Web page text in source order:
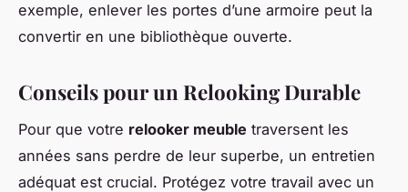
exemple, enlever les portes d’une armoire peut la
convertir en une bibliothèque ouverte.
Conseils pour un Relooking Durable
Pour que votre relooker meuble traversent les
années sans perdre de leur superbe, un entretien
adéquat est crucial. Protégez votre travail avec un